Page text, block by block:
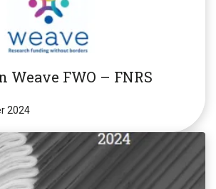
Weave FWO – FNRS
2024